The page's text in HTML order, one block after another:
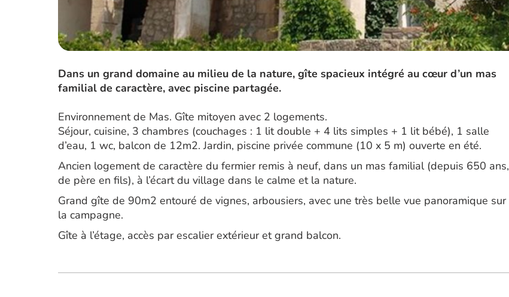
Dans un grand domaine au milieu de la nature, gîte spacieux intégré au cœur d’un mas
familial de caractère, avec piscine partagée.
Environnement de Mas. Gîte mitoyen avec 2 logements.
Séjour, cuisine, 3 chambres (couchages : 1 lit double + 4 lits simples + 1 lit bébé), 1 salle
d’eau, 1 wc, balcon de 12m2. Jardin, piscine privée commune (10 x 5 m) ouverte en été.
Ancien logement de caractère du fermier remis à neuf, dans un mas familial (depuis 650 ans,
de père en fils), à l’écart du village dans le calme et la nature.
Grand gîte de 90m2 entouré de vignes, arbousiers, avec une très belle vue panoramique sur
la campagne.
Gîte à l’étage, accès par escalier extérieur et grand balcon.